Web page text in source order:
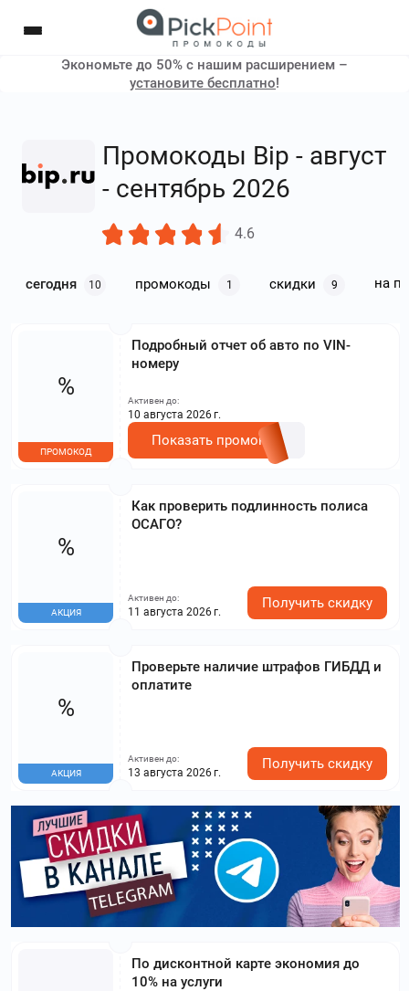
Экономьте до 50% с нашим расширением –
установите бесплатно!
Промокоды Bip - август
- сентябрь 2026
4.6
сегодня 10 промокоды 1 скидки 9 на
Подробный отчет об авто по VIN-
номеру
%
ПРОМОКОД
Активен до:
10 августа 2026 г.
Показать промокод
Как проверить подлинность полиса
ОСАГО?
%
АКЦИЯ
Активен до:
11 августа 2026 г.
Получить скидку
Проверьте наличие штрафов ГИБДД и
оплатите
%
АКЦИЯ
Активен до:
13 августа 2026 г.
Получить скидку
По дисконтной карте экономия до
10% на услуги